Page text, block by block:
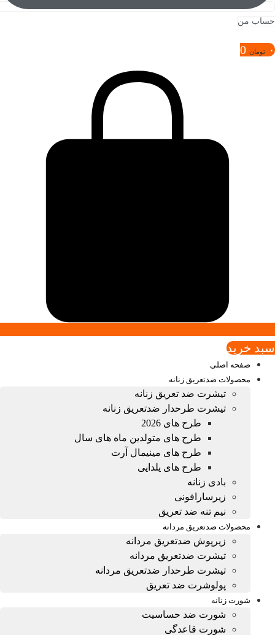
حساب من
۰ تومان 0
سبد خريد
صفحه اصلی
محصولات ضدتعریق زنانه
تیشرت ضد تعریق زنانه
تیشرت طرحدار ضدتعریق زنانه
طرح های 2026
طرح های متولدین ماه های سال
طرح های مینیمال آرت
طرح های یلدایی
بادی زنانه
زیرسارافونی
نیم تنه ضد تعریق
محصولات ضدتعریق مردانه
زیرپوش ضدتعریق مردانه
تیشرت ضدتعریق مردانه
تیشرت طرحدار ضدتعریق مردانه
پولوشرت ضد تعریق
شورت زنانه
شورت ضد حساسیت
شورت قاعدگی